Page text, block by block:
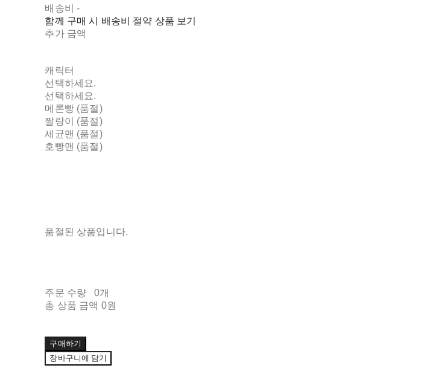
배송비-
함께 구매 시 배송비 절약 상품 보기
추가 금액
캐릭터
선택하세요.
선택하세요.
메론빵 (품절)
짤랑이 (품절)
세균맨 (품절)
호빵맨 (품절)
품절된 상품입니다.
주문 수량
0개
총 상품 금액 0원
구매하기
장바구니에 담기